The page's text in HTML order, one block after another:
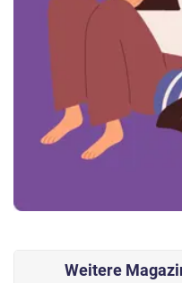
Weitere